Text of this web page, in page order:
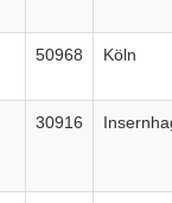
50968 Köln
30916